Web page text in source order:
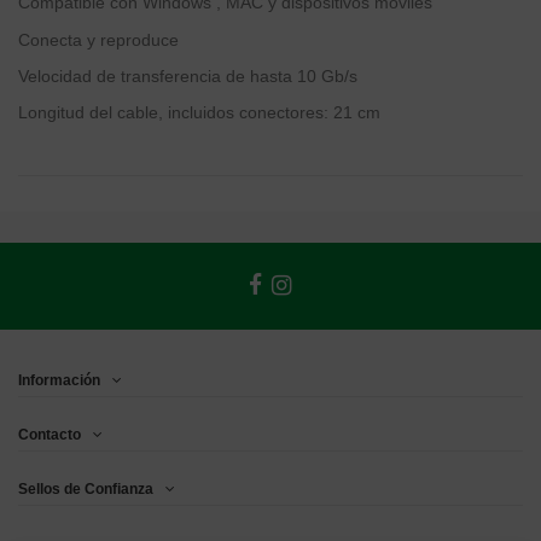
Conecta y reproduce
Velocidad de transferencia de hasta 10 Gb/s
Longitud del cable, incluidos conectores: 21 cm
Información
Contacto
Sellos de Confianza